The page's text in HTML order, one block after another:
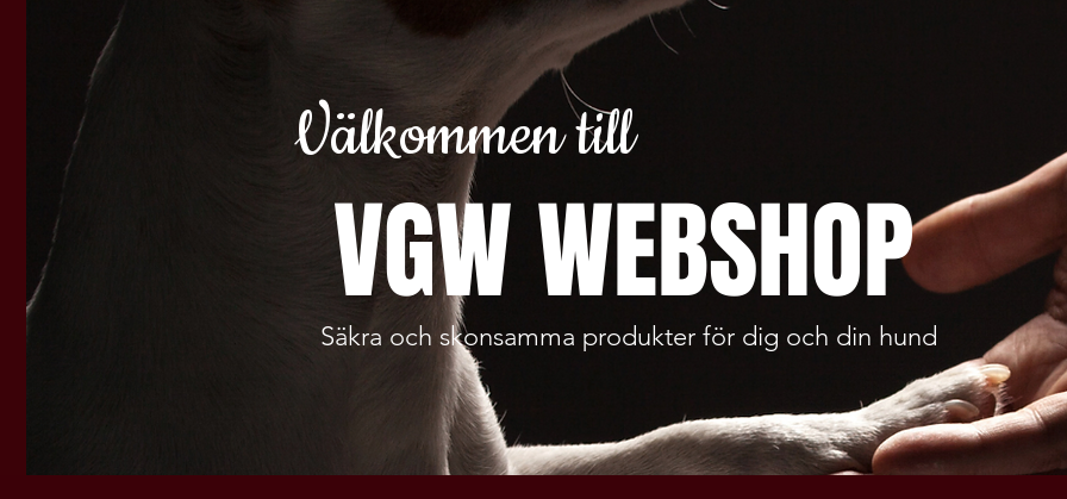
Välkommen till
VGW WEBSHOP
Säkra och skonsamma produkter för dig och din hund